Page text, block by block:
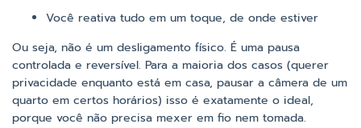
Você reativa tudo em um toque, de onde estiver
Ou seja, não é um desligamento físico. É uma pausa
controlada e reversível. Para a maioria dos casos (querer
privacidade enquanto está em casa, pausar a câmera de um
quarto em certos horários) isso é exatamente o ideal,
porque você não precisa mexer em fio nem tomada.